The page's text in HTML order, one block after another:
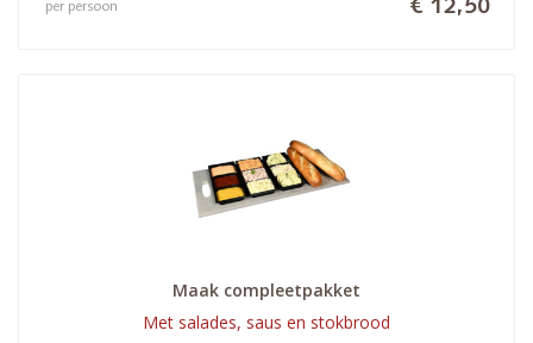
€ 12,50
per persoon
Maak compleetpakket
Met salades, saus en stokbrood